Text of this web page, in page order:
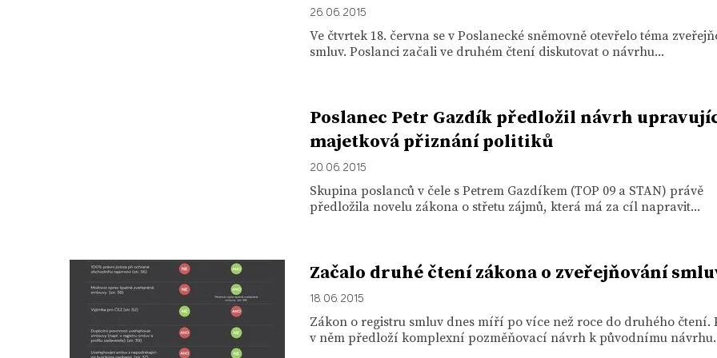
26. 06. 2015
Ve čtvrtek 18. června se v Poslanecké sněmovně otevřelo téma
smluv. Poslanci začali ve druhém čtení diskutovat o návrhu...
Poslanec Petr Gazdík předložil návrh
majetková přiznání politiků
20. 06. 2015
Skupina poslanců v čele s Petrem Gazdíkem (TOP 09 a STAN) právě
předložila novelu zákona o střetu zájmů, která má za cíl napravit...
Začalo druhé čtení zákona o zveřejňování
18. 06. 2015
Zákon o registru smluv dnes míří po více než roce do druhého čtení.
v něm předloží komplexní pozměňovací návrh k původnímu